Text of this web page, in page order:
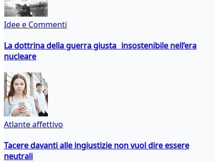
Idee e Commenti
La dottrina della guerra giusta insostenibile nell’era
nucleare
Atlante affettivo
Tacere davanti alle ingiustizie non vuol dire essere
neutrali